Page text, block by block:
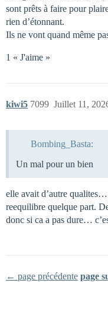
sont prêts à faire pour
rien d’étonnant.
Ils ne vont quand même
1 « J'aime »
kiwi5 Juillet 11,
7099
Bombing_Basta:
Un mal pour un bien
elle avait d’autre
reequilibre quelque part.
donc si ca a pas dure…
← page précédente page